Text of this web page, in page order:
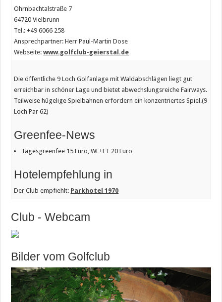
Ohrnbachtalstraße 7
64720 Vielbrunn
Tel.: +49 6066 258
Ansprechpartner: Herr Paul-Martin Dose
Webseite:www.golfclub-geierstal.de
Die öffentliche 9 Loch Golfanlage mit Waldabschlägen liegt gut
erreichbar in schöner Lage und bietet abwechslungsreiche Fairways.
Teilweise hügelige Spielbahnen erfordern ein konzentriertes Spiel.(9
Loch Par 62)
Greenfee-News
Tagesgreenfee 15 Euro, WE+FT 20 Euro
Hotelempfehlung in
Der Club empfiehlt: Parkhotel 1970
Club - Webcam
Bilder vom Golfclub